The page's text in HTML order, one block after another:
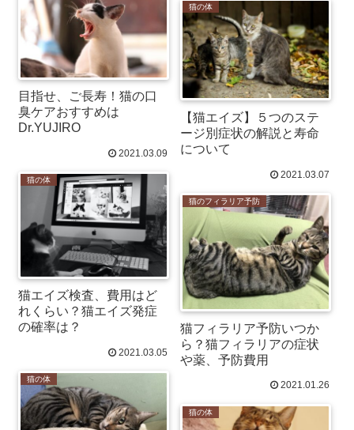
目指せ、ご長寿！猫の口
臭ケアおすすめは
Dr.YUJIRO
2021.03.09
猫の体
【猫エイズ】５つのステ
ージ別症状の解説と寿命
について
2021.03.07
猫の体
猫エイズ検査、費用はど
れくらい？猫エイズ発症
の確率は？
2021.03.05
猫のフィラリア予防
猫フィラリア予防いつか
ら？猫フィラリアの症状
や薬、予防費用
2021.01.26
猫の体
猫の体